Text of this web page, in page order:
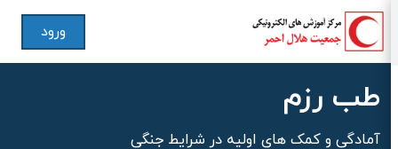
ورود
طب رزم
آمادگی و کمک های اولیه در شرایط جنگی